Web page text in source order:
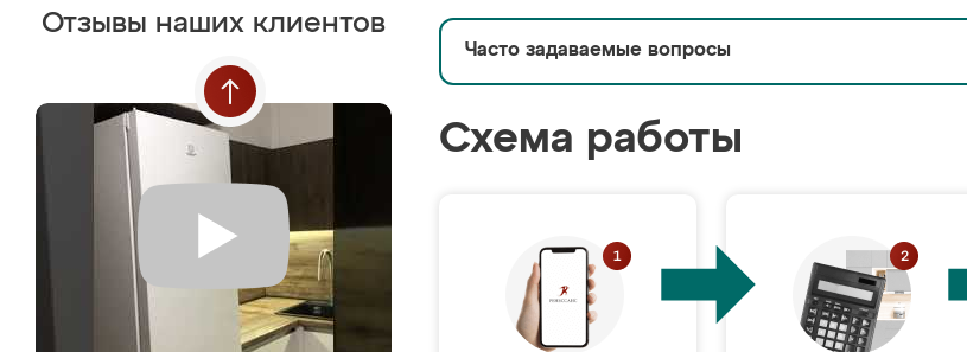
Отзывы наших клиентов
Часто задаваемые вопросы
Схема работы